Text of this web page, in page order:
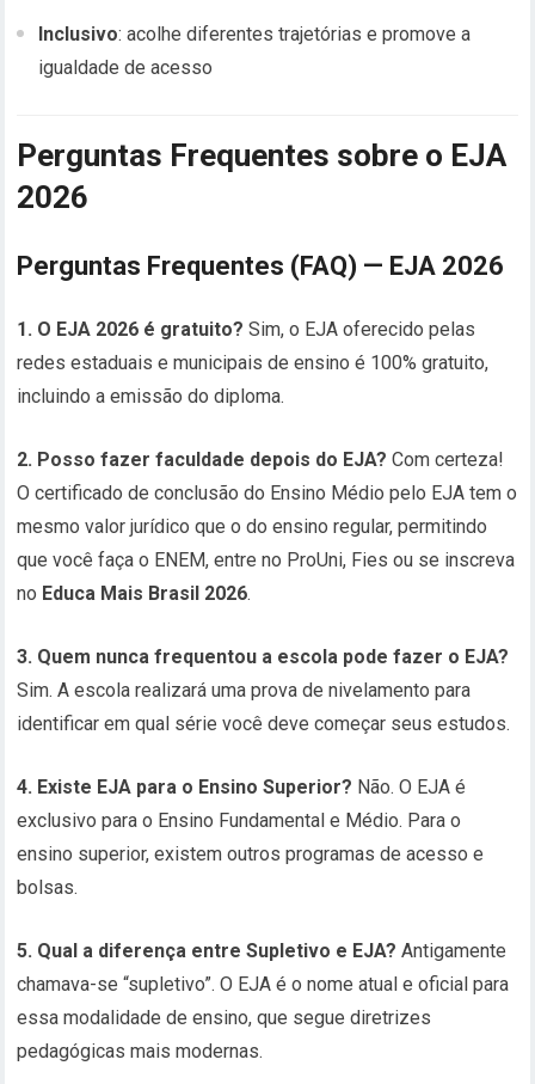
Inclusivo: acolhe diferentes trajetórias e promove a
igualdade de acesso
Perguntas Frequentes sobre o EJA
2026
Perguntas Frequentes (FAQ) — EJA 2026
1. O EJA 2026 é gratuito? Sim, o EJA oferecido pelas
redes estaduais e municipais de ensino é 100% gratuito,
incluindo a emissão do diploma.
2. Posso fazer faculdade depois do EJA? Com certeza!
O certificado de conclusão do Ensino Médio pelo EJA tem o
mesmo valor jurídico que o do ensino regular, permitindo
que você faça o ENEM, entre no ProUni, Fies ou se inscreva
no Educa Mais Brasil 2026.
3. Quem nunca frequentou a escola pode fazer o EJA?
Sim. A escola realizará uma prova de nivelamento para
identificar em qual série você deve começar seus estudos.
4. Existe EJA para o Ensino Superior? Não. O EJA é
exclusivo para o Ensino Fundamental e Médio. Para o
ensino superior, existem outros programas de acesso e
bolsas.
5. Qual a diferença entre Supletivo e EJA? Antigamente
chamava-se “supletivo”. O EJA é o nome atual e oficial para
essa modalidade de ensino, que segue diretrizes
pedagógicas mais modernas.